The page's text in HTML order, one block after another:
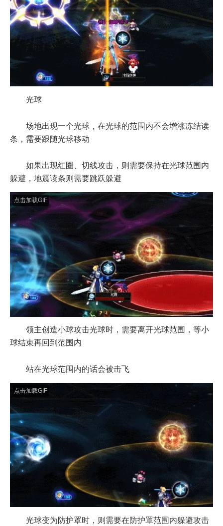
光球
场地出现一个光球，在光球的范围内不会增涨冻结读
条，需要跟随光球移动
如果出现红圈、切线攻击，则需要保持在光球范围内
躲避，地震读条则需要跳跃躲避
点击加载GIF
领主创造小球攻击光球时，需要离开光球范围，等小
球结束再回到范围内
站在光球范围内的话会被击飞
点击加载GIF
光球变为防护罩时，则需要在防护罩范围内躲避攻击